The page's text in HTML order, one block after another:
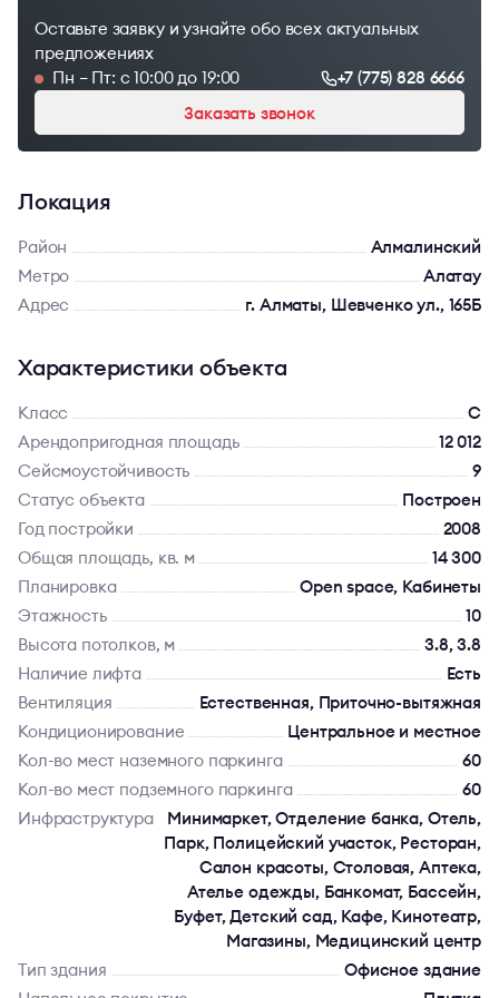
Оставьте заявку и узнайте обо всех актуальных
предложениях
Пн – Пт: с 10:00 до 19:00
+7 (775) 828 6666
Заказать звонок
Локация
Район
Алмалинский
Метро
Алатау
Адрес
г. Алматы, Шевченко ул., 165Б
Характеристики объекта
Класс
C
Арендопригодная площадь
12 012
Сейсмоустойчивость
9
Статус объекта
Построен
Год постройки
2008
Общая площадь, кв. м
14 300
Планировка
Open space, Кабинеты
Этажность
10
Высота потолков, м
3.8, 3.8
Наличие лифта
Есть
Вентиляция
Естественная, Приточно-вытяжная
Кондиционирование
Центральное и местное
Кол-во мест наземного паркинга
60
Кол-во мест подземного паркинга
60
Инфраструктура
Минимаркет, Отделение банка, Отель,
Парк, Полицейский участок, Ресторан,
Салон красоты, Столовая, Аптека,
Ателье одежды, Банкомат, Бассейн,
Буфет, Детский сад, Кафе, Кинотеатр,
Магазины, Медицинский центр
Тип здания
Офисное здание